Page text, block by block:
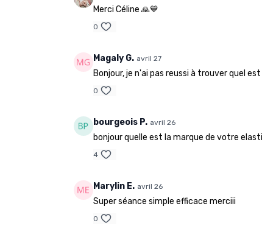
Merci Céline 🙏💙
0
Magaly G. avril 27
Bonjour, je n'ai pas reussi à trouver quel
0
bourgeois P. avril 26
bonjour quelle est la marque de votre
4
Marylin E. avril 26
Super séance simple efficace merciii
0